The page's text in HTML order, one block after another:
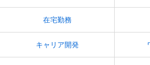
在宅勤務
キャリア開発